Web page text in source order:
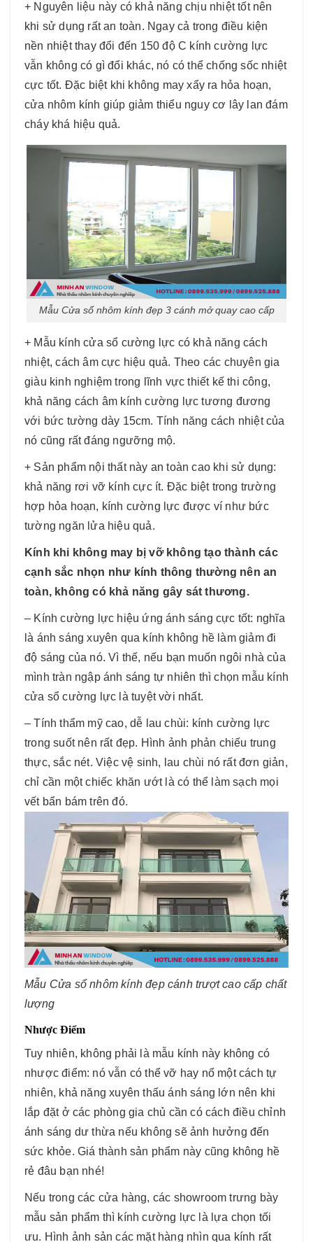
+ Nguyên liệu này có khả năng chịu nhiệt tốt nên
khi sử dụng rất an toàn. Ngay cả trong điều kiện
nền nhiệt thay đổi đến 150 độ C kính cường lực
vẫn không có gì đổi khác, nó có thể chống sốc nhiệt
cực tốt. Đặc biệt khi không may xẩy ra hỏa hoạn,
cửa nhôm kính giúp giảm thiểu nguy cơ lây lan đám
cháy khá hiệu quả.
Mẫu Cửa sổ nhôm kính đẹp 3 cánh mở quay cao cấp
+ Mẫu kính cửa sổ cường lực có khả năng cách
nhiệt, cách âm cực hiệu quả. Theo các chuyên gia
giàu kinh nghiệm trong lĩnh vực thiết kế thi công,
khả năng cách âm kính cường lực tương đương
với bức tường dày 15cm. Tính năng cách nhiệt của
nó cũng rất đáng ngưỡng mộ.
+ Sản phẩm nội thất này an toàn cao khi sử dụng:
khả năng rơi vỡ kính cực ít. Đặc biệt trong trường
hợp hỏa hoạn, kính cường lực được ví như bức
tường ngăn lửa hiệu quả.
Kính khi không may bị vỡ không tạo thành các
cạnh sắc nhọn như kính thông thường nên an
toàn, không có khả năng gây sát thương.
– Kính cường lực hiệu ứng ánh sáng cực tốt: nghĩa
là ánh sáng xuyên qua kính không hề làm giảm đi
độ sáng của nó. Vì thế, nếu bạn muốn ngôi nhà của
mình tràn ngập ánh sáng tự nhiên thì chọn mẫu kính
cửa sổ cường lực là tuyệt vời nhất.
– Tính thẩm mỹ cao, dễ lau chùi: kính cường lực
trong suốt nên rất đẹp. Hình ảnh phản chiếu trung
thực, sắc nét. Việc vệ sinh, lau chùi nó rất đơn giản,
chỉ cần một chiếc khăn ướt là có thể làm sạch mọi
vết bẩn bám trên đó.
Mẫu Cửa sổ nhôm kính đẹp cánh trượt cao cấp chất
lượng
Nhược Điểm
Tuy nhiên, không phải là mẫu kính này không có
nhược điểm: nó vẫn có thể vỡ hay nổ một cách tự
nhiên, khả năng xuyên thấu ánh sáng lớn nên khi
lắp đặt ở các phòng gia chủ cần có cách điều chỉnh
ánh sáng dư thừa nếu không sẽ ảnh hưởng đến
sức khỏe. Giá thành sản phẩm này cũng không hề
rẻ đâu bạn nhé!
Nếu trong các cửa hàng, các showroom trưng bày
mẫu sản phẩm thì kính cường lực là lựa chọn tối
ưu. Hình ảnh sản các mặt hàng nhìn qua kính rất